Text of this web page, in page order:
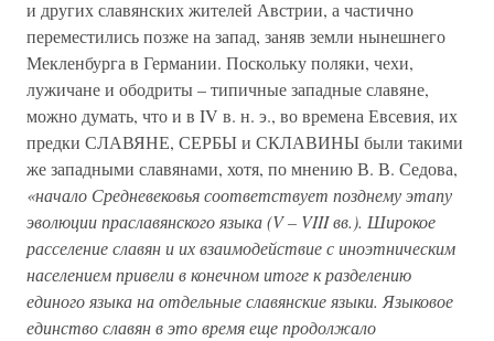
и других славянских жителей Австрии, а частично
переместились позже на запад, заняв земли нынешнего
Мекленбурга в Германии. Поскольку поляки, чехи,
лужичане и ободриты – типичные западные славяне,
можно думать, что и в IV в. н. э., во времена Евсевия, их
предки СЛАВЯНЕ, СЕРБЫ и СКЛАВИНЫ были такими
же западными славянами, хотя, по мнению В. В. Седова,
«начало Средневековья соответствует позднему этапу
эволюции праславянского языка (V – VIII вв.). Широкое
расселение славян и их взаимодействие с иноэтническим
населением привели в конечном итоге к разделению
единого языка на отдельные славянские языки. Языковое
единство славян в это время еще продолжало